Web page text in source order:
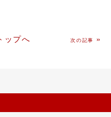
ップへ 次の記事 »